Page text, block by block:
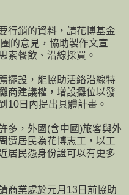
行銷的資料，請花博基金
的意見，協助製作文宣
索餐飲、沿線採買。
擺設，能協助活絡沿線特
商建議權，增設攤位以發
10日內提出具體計畫。
多，外國(含中國)旅客與外
遭居民為花博志工，以工
居民憑身份證可以有更多
商業處於元月13日前協助